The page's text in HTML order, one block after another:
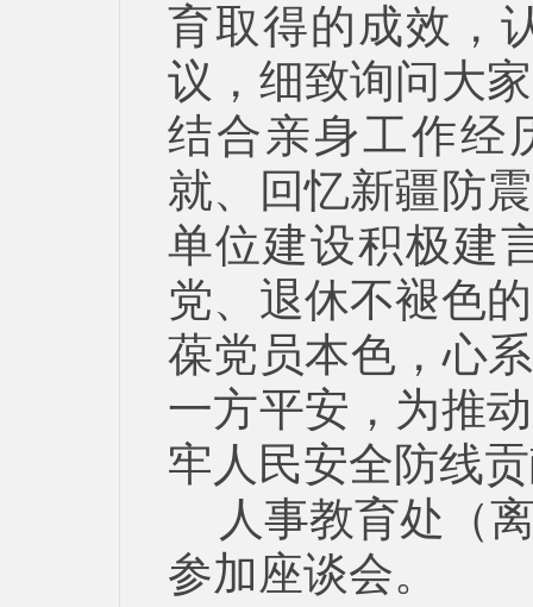
育取得的成效，
议，细致询问大
结合亲身工作经
就、回忆新疆防
单位建设积极建
党、退休不褪色
葆党员本色，心
一方平安，为推
牢人民安全防线
人事教育处（
参加座谈会。